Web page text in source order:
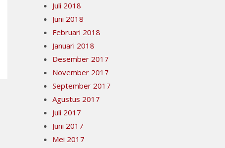
Juli 2018
Juni 2018
Februari 2018
Januari 2018
Desember 2017
November 2017
September 2017
Agustus 2017
Juli 2017
Juni 2017
Mei 2017